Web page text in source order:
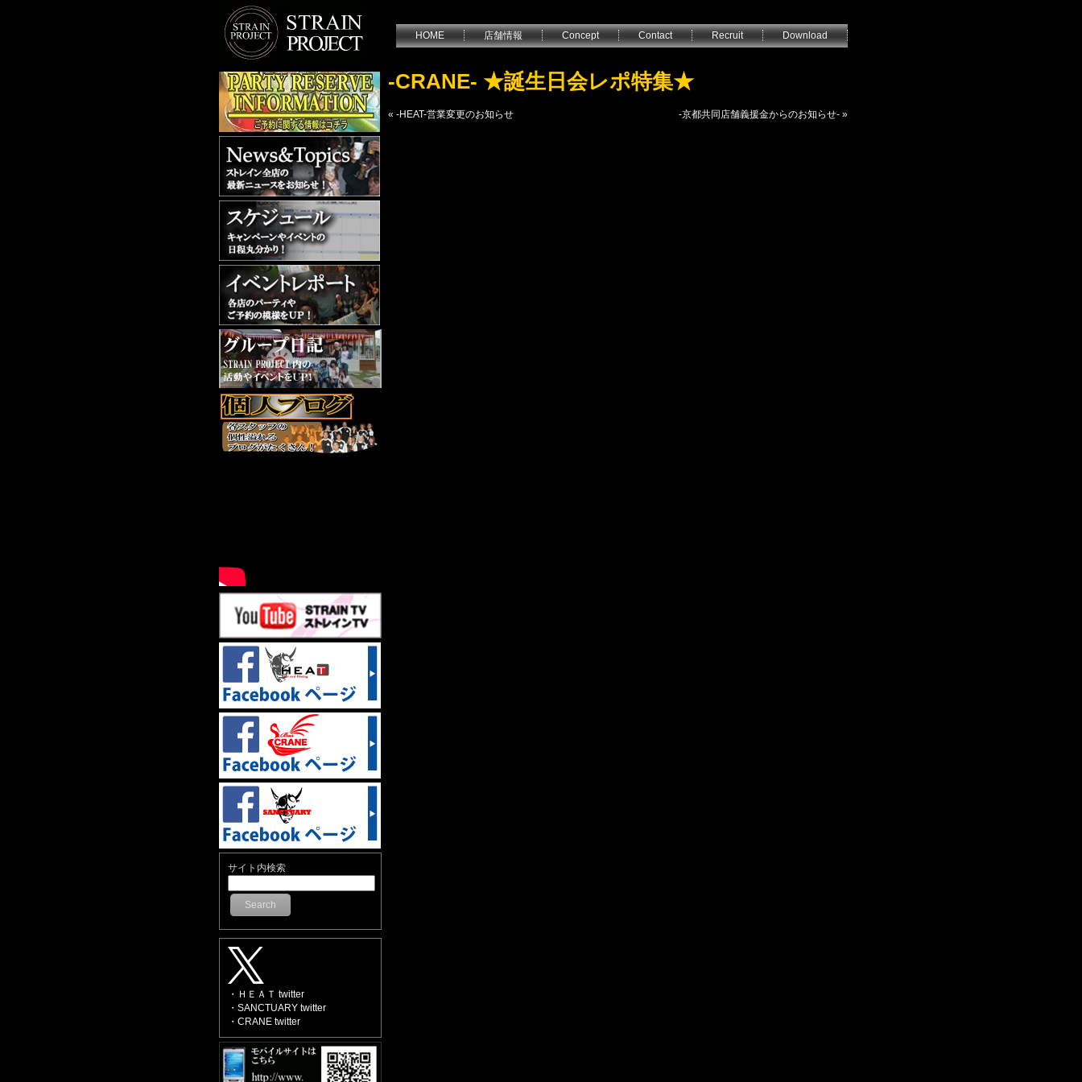
HOME 店舗情報 Concept Contact Recruit Download
サイト内検索
Search
・ＨＥＡＴ twitter
・SANCTUARY twitter
・CRANE twitter
-CRANE- ★誕生日会レポ特集★
« -HEAT-営業変更のお知らせ -京都共同店舗義援金からのお知らせ- »